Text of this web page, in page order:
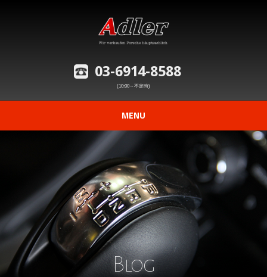
03-6914-8588
(10:00～不定時)
MENU
修理事例の紹介
愛車の買取査定
購入から納車までの流れ Blog